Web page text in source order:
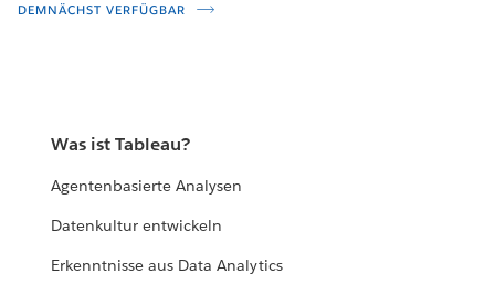
DEMNÄCHST VERFÜGBAR
Was ist Tableau?
Agentenbasierte Analysen
Datenkultur entwickeln
Erkenntnisse aus Data Analytics